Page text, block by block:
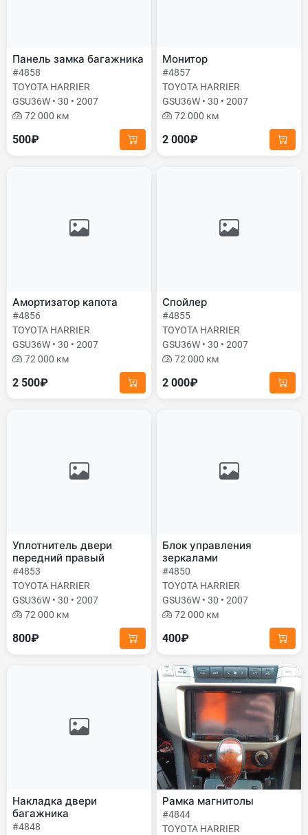
Панель замка багажника
#4858
TOYOTA HARRIER
GSU36W • 30 • 2007
72 000 км
500₽
Монитор
#4857
TOYOTA HARRIER
GSU36W • 30 • 2007
72 000 км
2 000₽
Амортизатор капота
#4856
TOYOTA HARRIER
GSU36W • 30 • 2007
72 000 км
2 500₽
Спойлер
#4855
TOYOTA HARRIER
GSU36W • 30 • 2007
72 000 км
2 000₽
Уплотнитель двери
передний правый
#4853
TOYOTA HARRIER
GSU36W • 30 • 2007
72 000 км
800₽
Блок управления
зеркалами
#4850
TOYOTA HARRIER
GSU36W • 30 • 2007
72 000 км
400₽
Накладка двери
багажника
#4848
Рамка магнитолы
#4844
TOYOTA HARRIER